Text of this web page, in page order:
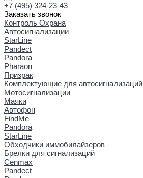
+7 (495) 324-23-43
Заказать звонок
Контроль Охрана
Автосигнализации
StarLine
Pandect
Pandora
Pharaon
Призрак
Комплектующие для автосигнализаций
Мотосигнализации
Маяки
Автофон
FindMe
Pandora
StarLine
Обходчики иммобилайзеров
Брелки для сигнализаций
Cenmax
Pandect